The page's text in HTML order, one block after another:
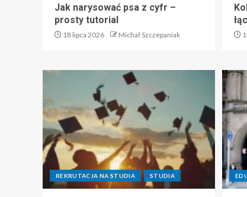
Jak narysować psa z cyfr –
prosty tutorial
18 lipca 2026 Michał Szczepaniak
REKRUTACJA NA STUDIA STUDIA